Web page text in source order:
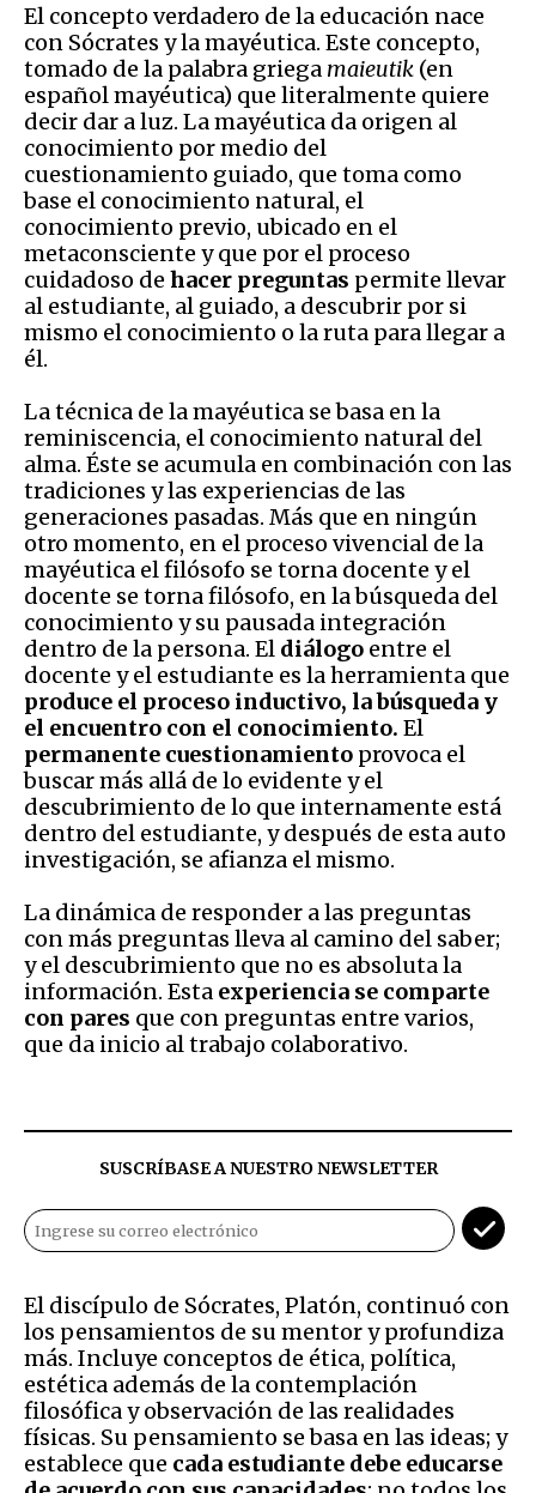
El concepto verdadero de la educación nace
con Sócrates y la mayéutica. Este concepto,
tomado de la palabra griega maieutik (en
español mayéutica) que literalmente quiere
decir dar a luz. La mayéutica da origen al
conocimiento por medio del
cuestionamiento guiado, que toma como
base el conocimiento natural, el
conocimiento previo, ubicado en el
metaconsciente y que por el proceso
cuidadoso de hacer preguntas permite llevar
al estudiante, al guiado, a descubrir por si
mismo el conocimiento o la ruta para llegar a
él.
La técnica de la mayéutica se basa en la
reminiscencia, el conocimiento natural del
alma. Éste se acumula en combinación con las
tradiciones y las experiencias de las
generaciones pasadas. Más que en ningún
otro momento, en el proceso vivencial de la
mayéutica el filósofo se torna docente y el
docente se torna filósofo, en la búsqueda del
conocimiento y su pausada integración
dentro de la persona. El diálogo entre el
docente y el estudiante es la herramienta que
produce el proceso inductivo, la búsqueda y
el encuentro con el conocimiento. El
permanente cuestionamiento provoca el
buscar más allá de lo evidente y el
descubrimiento de lo que internamente está
dentro del estudiante, y después de esta auto
investigación, se afianza el mismo.
La dinámica de responder a las preguntas
con más preguntas lleva al camino del saber;
y el descubrimiento que no es absoluta la
información. Esta experiencia se comparte
con pares que con preguntas entre varios,
que da inicio al trabajo colaborativo.
SUSCRÍBASE A NUESTRO NEWSLETTER
El discípulo de Sócrates, Platón, continuó con
los pensamientos de su mentor y profundiza
más. Incluye conceptos de ética, política,
estética además de la contemplación
filosófica y observación de las realidades
físicas. Su pensamiento se basa en las ideas; y
establece que cada estudiante debe educarse